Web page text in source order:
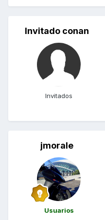
Invitado conan
Invitados
jmorale
Usuarios